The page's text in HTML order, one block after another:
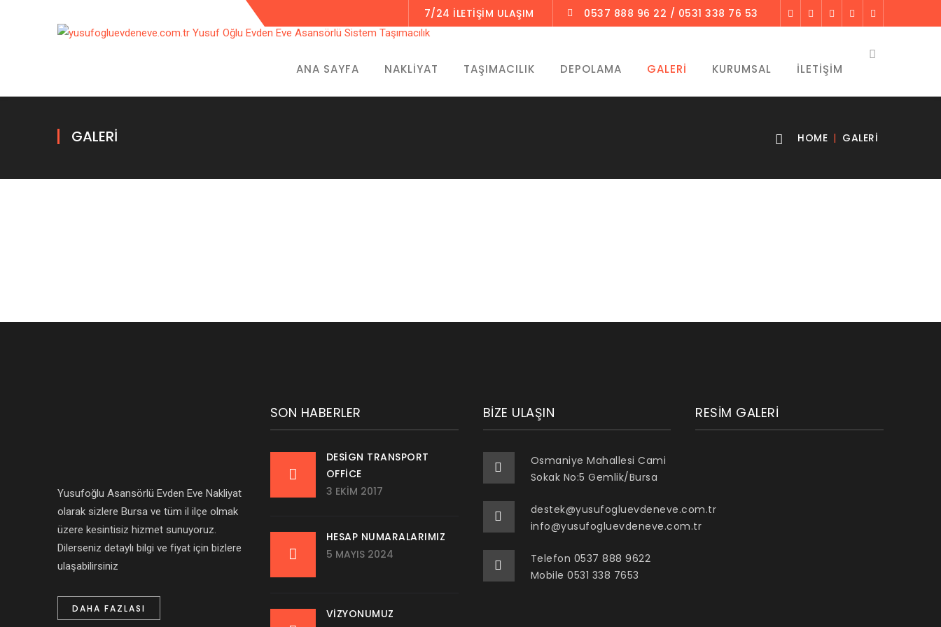
7/24 İLETİŞİM ULAŞIM 0537 888 96 22 / 0531 338 76 53
ANA SAYFA NAKLIYAT TAŞIMACILIK DEPOLAMA GALERI KURUMSAL İLETIŞIM
GALERI HOME GALERI
Yusufoğlu Asansörlü Evden Eve Nakliyat
olarak sizlere Bursa ve tüm il ilçe olmak
üzere kesintisiz hizmet sunuyoruz.
Dilerseniz detaylı bilgi ve fiyat için bizlere
ulaşabilirsiniz
DAHA FAZLASI
SON HABERLER
DESIGN TRANSPORT
OFFICE
3 EKIM 2017
HESAP NUMARALARIMIZ
5 MAYIS 2024
VIZYONUMUZ
BIZE ULAŞIN
Osmaniye Mahallesi Cami
Sokak No:5 Gemlik/Bursa
destek@yusufogluevdeneve.com.tr
info@yusufogluevdeneve.com.tr
Telefon 0537 888 9622
Mobile 0531 338 7653
RESIM GALERI